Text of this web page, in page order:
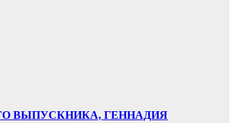
ВЫПУСКНИКА, ГЕННАДИЯ